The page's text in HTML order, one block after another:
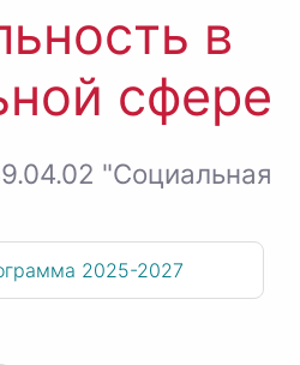
в
сфере
"Социальная
2025-2027